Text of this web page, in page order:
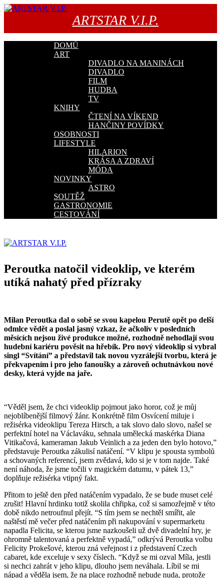
Přejít
webu
ARTSTAR V.I.P.
DOMŮ
ART
DIVADLO NA MANINÁCH
DIVADLO
FILM
HUDBA
TV
KNIHY
ČTENÍ NA VÍKEND
HANČINY POVÍDKY
OSOBNOSTI
LIFESTYLE
HILARION
KRÁSA A ZDRAVÍ
MÓDA
NOVINKY
ASTRO
SOUTĚŽ
GASTRONOMIE
CESTOVÁNÍ
Peroutka natočil videoklip, ve kterém
utíká nahatý před přízraky
Milan Peroutka dal o sobě se svou kapelou Perutě opět po delší
odmlce vědět a poslal jasný vzkaz, že ačkoliv v posledních
měsících nejsou živé produkce možné, rozhodně nehodlají svou
hudební kariéru pověsit na hřebík. Pro nový videoklip si vybral
singl “Svítání” a představil tak novou vyzrálejší tvorbu, která je
překvapením i pro jeho fanoušky a zároveň ochutnávkou nové
desky, která vyjde na jaře.
“Věděl jsem, že chci videoklip pojmout jako horor, což je můj
nejoblíbenější filmový žánr. Konkrétně film Osvícení miluje i
režisérka videoklipu Tereza Hirsch, a tak slovo dalo slovo, našel se
perfektní hotel na Václaváku, sehnala umělecká maskérka Diana
Vitikačová, kameraman Jakub Veinlich a za jeden den bylo hotovo,”
představuje Peroutka zákulisí natáčení. “V klipu je spousta symbolů
a schovaných referencí, jsem zvědavá, kdo si je v tom najde. Také
není náhoda, že jsme točili v magickém datumu, v pátek 13,”
doplňuje režisérka vtipný fakt.
Přitom to ještě den před natáčením vypadalo, že se bude muset celé
zrušit! Hlavní hrdinku totiž skolila chřipka, což si samozřejmě v této
době nikdo netroufnul přejít. “S tím jsem se nechtěl smířit, ale
naštěstí mě večer před natáčením při nakupování v supermarketu
napadla Felicita, se kterou jsme nazkoušeli už dvě divadelní hry, je
ohromně talentovaná a perfektně vypadá,” odkrývá Peroutka volbu
Felicity Prokešové, kterou zná veřejnost i z představení Czech
cabaret, kde exceluje v sexy číslech. “Když se mi ozval Míla, jestli
si nechci zahrát v jeho klipu, dlouho jsem neváhala. Líbil se mi
nápad a věděla jsem, že na place rozhodně nebude nuda, protože